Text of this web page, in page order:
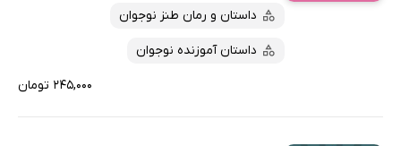
داستان و رمان طنز نوجوان
داستان آموزنده نوجوان
۲۴۵,۰۰۰ تومان